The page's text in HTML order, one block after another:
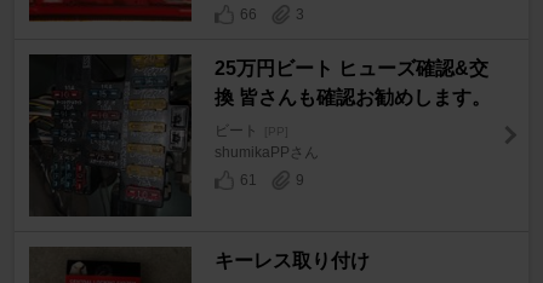
66
3
25万円ビート ヒューズ確認&交
換 皆さんも確認お勧めします。
ビート [PP]
shumikaPPさん
61
9
キーレス取り付け